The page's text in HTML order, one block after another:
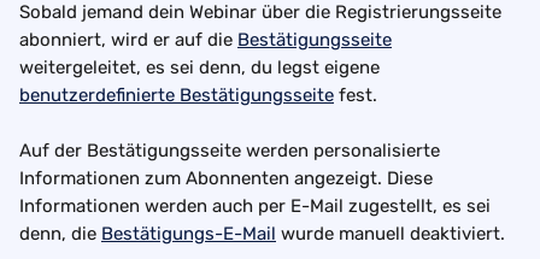
Sobald jemand dein Webinar über die Registrierungsseite
abonniert, wird er auf die Bestätigungsseite
weitergeleitet, es sei denn, du legst eigene
benutzerdefinierte Bestätigungsseite fest.
Auf der Bestätigungsseite werden personalisierte
Informationen zum Abonnenten angezeigt. Diese
Informationen werden auch per E-Mail zugestellt, es sei
denn, die Bestätigungs-E-Mail wurde manuell deaktiviert.